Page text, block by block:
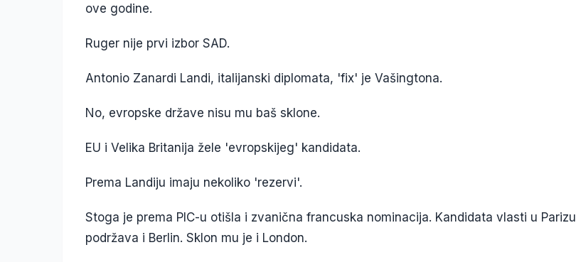
ove godine.
Ruger nije prvi izbor SAD.
Antonio Zanardi Landi, italijanski diplomata, 'fix' je Vašingtona.
No, evropske države nisu mu baš sklone.
EU i Velika Britanija žele 'evropskijeg' kandidata.
Prema Landiju imaju nekoliko 'rezervi'.
Stoga je prema PIC-u otišla i zvanična francuska nominacija. Kandidata vlasti u Parizu
podržava i Berlin. Sklon mu je i London.